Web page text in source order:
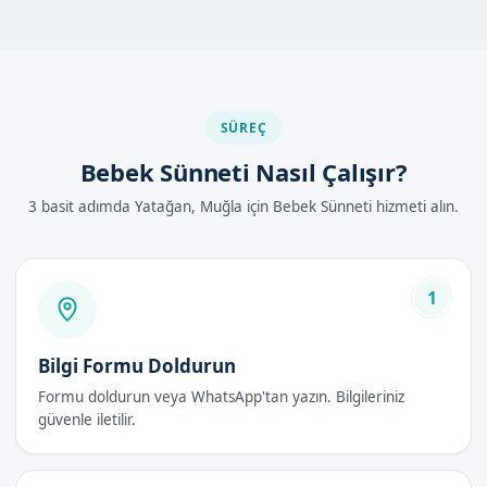
Muğla Yatağan'de Bebek Sünneti Nasıl
Yapılır?
Bebek sünneti işlemi, aşağıdaki adımlarla uygulanır:
Lokal anestezi uygulanır.
Sünnet derisi çıkarılır.
Yara yeri kapatılır ve pansuman yapılır.
Bebek Sünneti Avantajları
İnfeksiyon riskini azaltır.
Erkek sağlığına katkı sağlar.
SÜREÇ
Bebek Sünneti Nasıl Çalışır?
3 basit adımda Yatağan, Muğla için Bebek Sünneti hizmeti alın.
1
Bilgi Formu Doldurun
Formu doldurun veya WhatsApp'tan yazın. Bilgileriniz
güvenle iletilir.